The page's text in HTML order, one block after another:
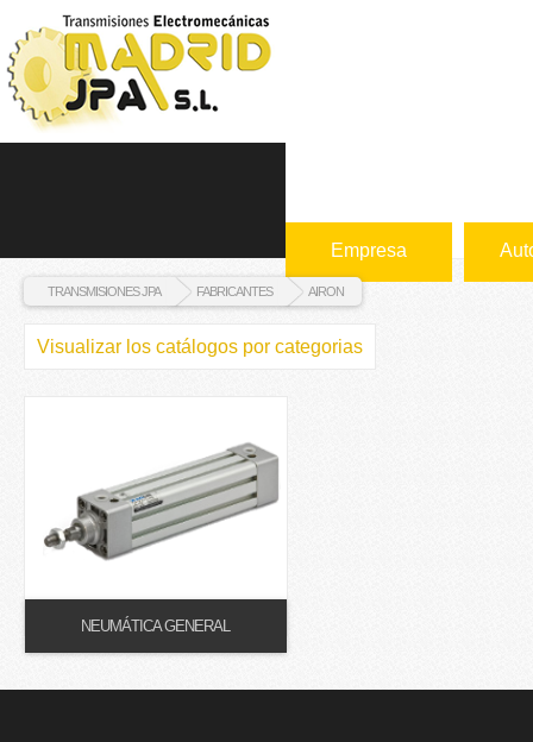
Empresa
TRANSMISIONES JPA FABRICANTES AIRON
Visualizar los catálogos por categorias
NEUMÁTICA GENERAL